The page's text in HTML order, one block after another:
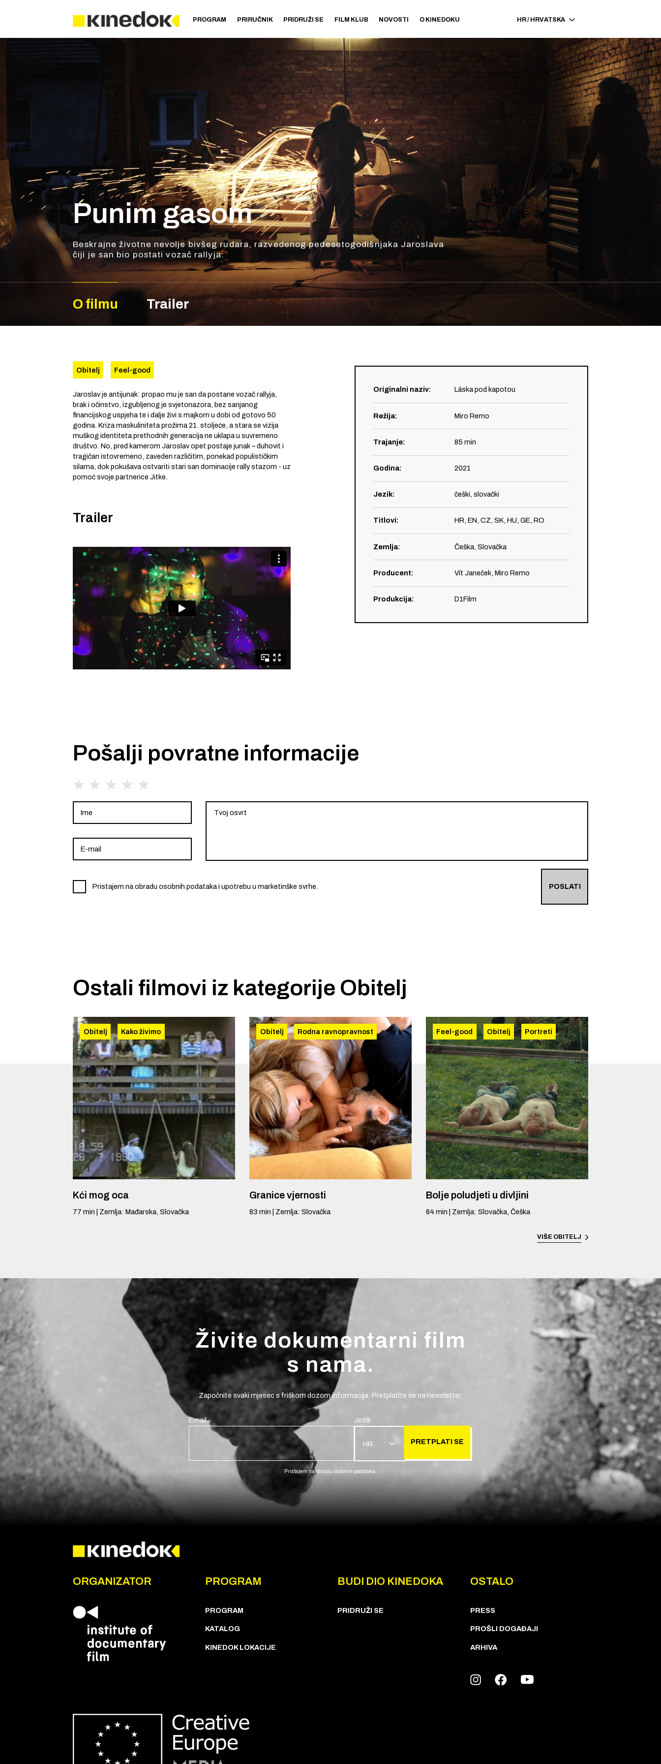
PROGRAM PRIRUČNIK PRIDRUŽI SE FILM KLUB NOVOSTI O KINEDOKU HR/ HRVATSKA
Punim gasom
Beskrajne životne nevolje bivšeg rudara, razvedenog pedesetogodišnjaka Jaroslava
čiji je san bio postati vozač rallyja.
O filmu Trailer
Obitelj Feel-good
Jaroslav je antijunak: propao mu je san da postane vozač rallyja,
brak i očinstvo, izgubljenog je svjetonazora, bez sanjanog
financijskog uspjeha te i dalje živi s majkom u dobi od gotovo 50
godina. Kriza maskuliniteta prožima 21. stoljeće, a stara se vizija
muškog identiteta prethodnih generacija ne uklapa u suvremeno
društvo. No, pred kamerom Jaroslav opet postaje junak – duhovit i
tragičan istovremeno, zaveden različitim, ponekad populističkim
silama, dok pokušava ostvariti stari san dominacije rally stazom - uz
pomoć svoje partnerice Jitke.
Trailer
Originalni naziv: Láska pod kapotou
Režija: Miro Remo
Trajanje: 85 min
Godina: 2021
Jezik: češki, slovački
Titlovi: HR, EN, CZ, SK, HU, GE, RO
Zemlja: Češka, Slovačka
Producent: Vít Janeček, Miro Remo
Produkcija: D1Film
Pošalji povratne informacije
Pristajem na obradu osobnih podataka i upotrebu u marketinške svrhe. POSLATI
Ostali filmovi iz kategorije Obitelj
Obitelj Kako živimo
Kći mog oca
77 min Zemlja: Mađarska, Slovačka
Obitelj Rodna ravnopravnost
Granice vjernosti
83 min Zemlja: Slovačka
Feel-good Obitelj Portreti
Bolje poludjeti u divljini
84 min Zemlja: Slovačka, Češka
VIŠE OBITELJ
Živite dokumentarni film
s nama.
Započnite svaki mjesec s friškom dozom informacija. Pretplatite se na newsletter.
Email Jezik
HR PRETPLATI SE
Pristajem na obradu osobnih podataka.
ORGANIZATOR PROGRAM
PROGRAM
KATALOG
KINEDOK LOKACIJE
BUDI DIO KINEDOKA
PRIDRUŽI SE
OSTALO
PRESS
PROŠLI DOGAĐAJI
ARHIVA